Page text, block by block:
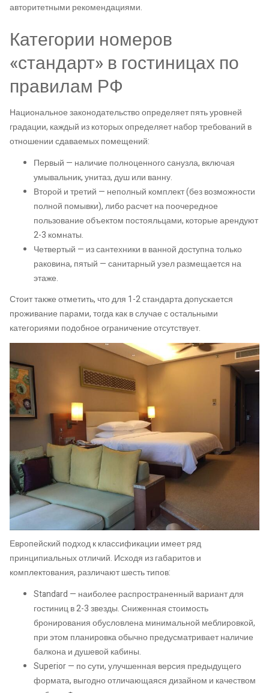
авторитетными рекомендациями.
Категории номеров
«стандарт» в гостиницах по
правилам РФ
Национальное законодательство определяет пять уровней
градации, каждый из которых определяет набор требований в
отношении сдаваемых помещений:
Первый — наличие полноценного санузла, включая
умывальник, унитаз, душ или ванну.
Второй и третий — неполный комплект (без возможности
полной помывки), либо расчет на поочередное
пользование объектом постояльцами, которые арендуют
2-3 комнаты.
Четвертый — из сантехники в ванной доступна только
раковина, пятый — санитарный узел размещается на
этаже.
Стоит также отметить, что для 1-2 стандарта допускается
проживание парами, тогда как в случае с остальными
категориями подобное ограничение отсутствует.
Европейский подход к классификации имеет ряд
принципиальных отличий. Исходя из габаритов и
комплектования, различают шесть типов:
Standard — наиболее распространенный вариант для
гостиниц в 2-3 звезды. Сниженная стоимость
бронирования обусловлена минимальной меблировкой,
при этом планировка обычно предусматривает наличие
балкона и душевой кабины.
Superior — по сути, улучшенная версия предыдущего
формата, выгодно отличающаяся дизайном и качеством